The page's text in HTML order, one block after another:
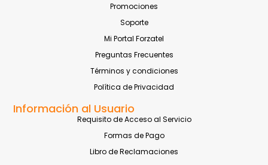
Promociones
Soporte
Mi Portal Forzatel
Preguntas Frecuentes
Términos y condiciones
Política de Privacidad
Información al Usuario
Requisito de Acceso al Servicio
Formas de Pago
Libro de Reclamaciones